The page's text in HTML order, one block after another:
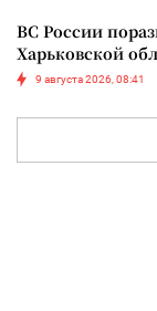
ВС России
Харьковской
9 августа 2026, 08:41